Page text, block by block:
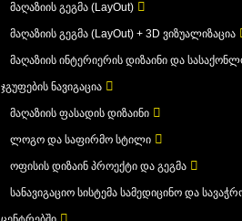
მაღაზიის გეგმა (LayOut)
მაღაზიის გეგმა (LayOut) + 3D ვიზუალიზაცია
მაღაზიის ინტერიერის დიზაინი და
ჯგუფების ნავიგაცია
მაღაზიის ფასადის დიზაინი
ლოგო და საფირმო სტილი
ოფისის დიზაინ პროექტი და გეგმა
სანავიგაციო სისტემა სამედიცინო და